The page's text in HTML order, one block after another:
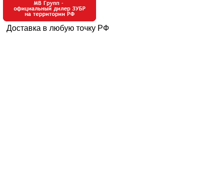
Доставка в любую точку РФ